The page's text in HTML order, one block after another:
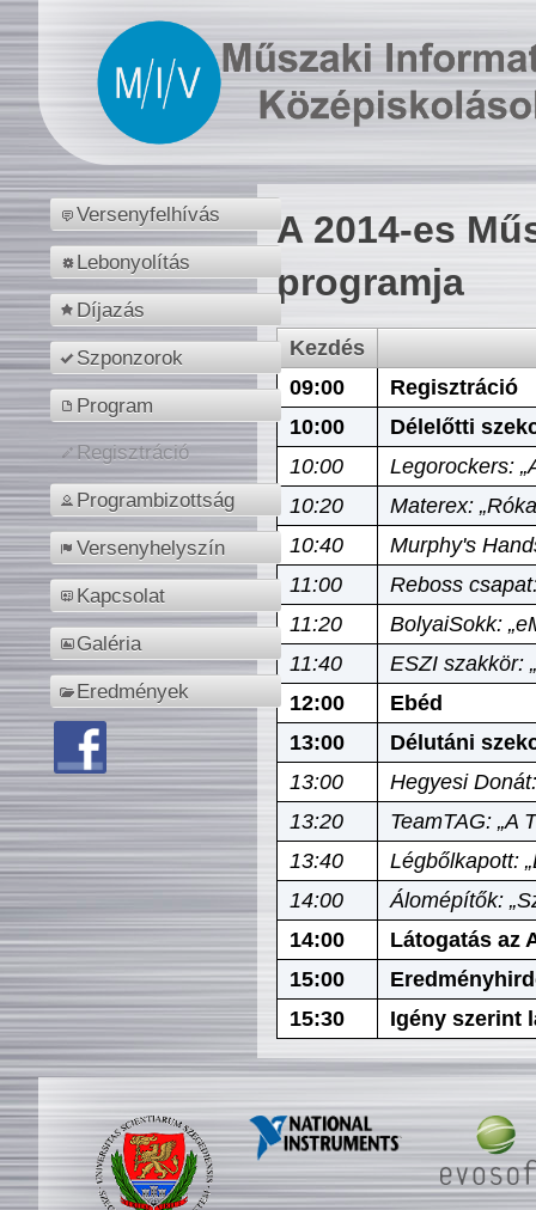
Versenyfelhívás
Lebonyolítás
Díjazás
Szponzorok
Program
Regisztráció
Programbizottság
Versenyhelyszín
Kapcsolat
Galéria
Eredmények
A 2014-es
programja
Kezdés
09:00
Regisztráció
10:00
Délelőtti
10:00
Legorockers:
10:20
Materex:
10:40
Murphy's
11:00
Reboss
11:20
BolyaiSokk:
11:40
ESZI szakkör:
12:00
Ebéd
13:00
Délutáni
13:00
Hegyesi
13:20
TeamTAG: „A
13:40
Légbőlkapott:
14:00
Álomépítők:
14:00
Látogatás az
15:00
15:30
Igény szerint